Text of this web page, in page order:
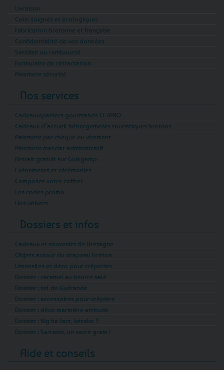
Livraison
Colis soignés et écologiques
Fabrication bretonne et française
Confidentialité de vos données
Satisfait ou remboursé
Formulaire de rétractation
Paiement sécurisé
Nos services
Cadeaux/paniers gourmands CE/PRO
Cadeaux d’accueil hébergements touristiques bretons
Paiement par chèque ou virement
Paiement mandat administratif
Retrait gratuit sur Guingamp
Evénements et cérémonies
Composez votre coffret
Les codes promo
Nos univers
Dossiers et infos
Cadeaux et souvenirs de Bretagne
Objets autour du drapeau breton
Ustensiles et déco pour crêperies
Dossier : caramel au beurre salé
Dossier : sel de Guérande
Dossier : accessoires pour crêpière
Dossier : déco marinière attitude
Dossier : Kig ha Farz, kézako ?
Dossier : Sarrasin, un sacré grain !
Aide et conseils